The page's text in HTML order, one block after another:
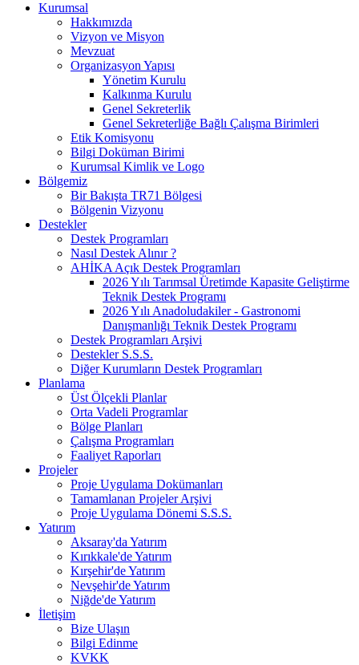
Kurumsal
Hakkımızda
Vizyon ve Misyon
Mevzuat
Organizasyon Yapısı
Yönetim Kurulu
Kalkınma Kurulu
Genel Sekreterlik
Genel Sekreterliğe Bağlı Çalışma Birimleri
Etik Komisyonu
Bilgi Doküman Birimi
Kurumsal Kimlik ve Logo
Bölgemiz
Bir Bakışta TR71 Bölgesi
Bölgenin Vizyonu
Destekler
Destek Programları
Nasıl Destek Alınır ?
AHİKA Açık Destek Programları
2026 Yılı Tarımsal Üretimde Kapasite Geliştirme
Teknik Destek Programı
2026 Yılı Anadoludakiler - Gastronomi
Danışmanlığı Teknik Destek Programı
Destek Programları Arşivi
Destekler S.S.S.
Diğer Kurumların Destek Programları
Planlama
Üst Ölçekli Planlar
Orta Vadeli Programlar
Bölge Planları
Çalışma Programları
Faaliyet Raporları
Projeler
Proje Uygulama Dokümanları
Tamamlanan Projeler Arşivi
Proje Uygulama Dönemi S.S.S.
Yatırım
Aksaray'da Yatırım
Kırıkkale'de Yatırım
Kırşehir'de Yatırım
Nevşehir'de Yatırım
Niğde'de Yatırım
İletişim
Bize Ulaşın
Bilgi Edinme
KVKK